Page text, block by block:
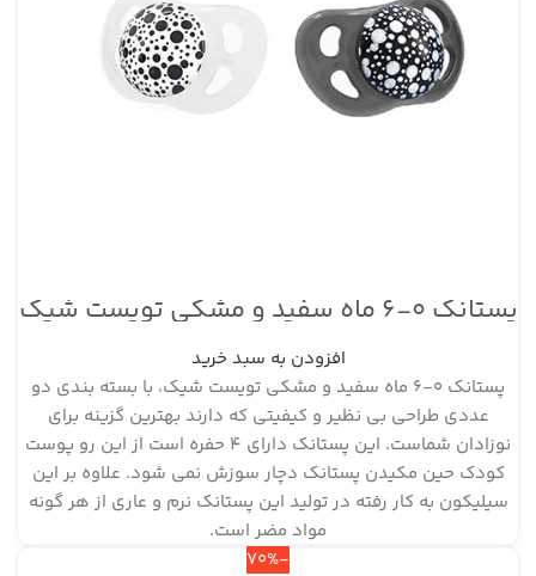
پستانک ۰-۶ ماه سفید و مشکی تویست شیک
افزودن به سبد خرید
پستانک ۰-۶ ماه سفید و مشکی تویست شیک، با بسته بندی دو
عددی طراحی بی نظیر و کیفیتی که دارند بهترین گزینه برای
نوزادان شماست. این پستانک دارای ۴ حفره است از این رو پوست
کودک حین مکیدن پستانک دچار سوزش نمی شود. علاوه بر این
سیلیکون به کار رفته در تولید این پستانک نرم و عاری از هر گونه
مواد مضر است.
-70%